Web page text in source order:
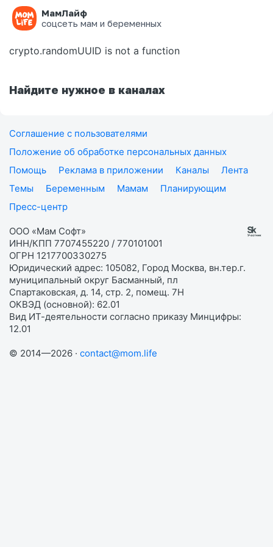
МамЛайф
соцсеть мам и беременных
Ошибка на странице
crypto.randomUUID is not a function
Найдите нужное в каналах
Соглашение с пользователями
Положение об обработке персональных данных
Помощь
Реклама в приложении Каналы
Лента
Темы
Беременным Мамам
Планирующим
Пресс-центр
ООО «Мам Софт»
ИНН/КПП 7707455220 / 770101001
ОГРН 1217700330275
Юридический адрес: 105082, Город Москва, вн.тер.г.
муниципальный округ Басманный, пл
Спартаковская, д. 14, стр. 2, помещ. 7Н
ОКВЭД (основной): 62.01
Вид ИТ-деятельности согласно приказу Минцифры:
12.01
© 2014—2026 · contact@mom.life